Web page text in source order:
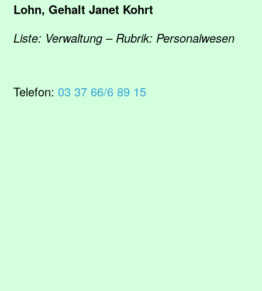
Lohn, Gehalt Janet Kohrt
Liste: Verwaltung – Rubrik: Personalwesen
Telefon: 03 37 66/6 89 15